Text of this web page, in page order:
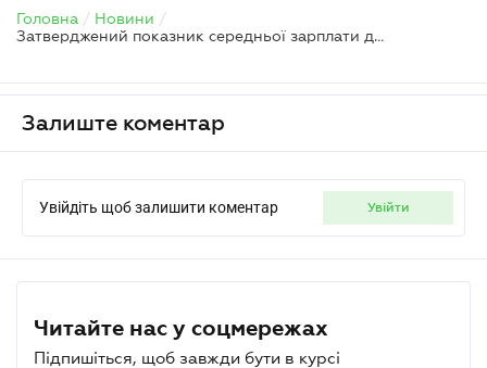
Головна / Новини /
Затверджений показник середньої зарплати для призначення пенсій за серпень
Залиште коментар
Увійдіть щоб залишити коментар увійти
Читайте нас у соцмережах
Підпишіться, щоб завжди бути в курсі